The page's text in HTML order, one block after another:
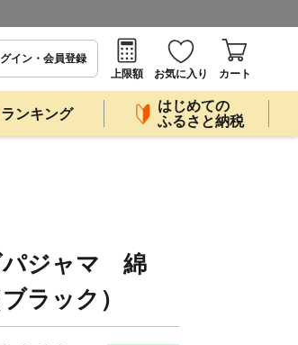
イン・会員登録
上限額
お気に入り カート
ランキング
はじめての
ふるさと納税
ジャマ 綿
ラック）